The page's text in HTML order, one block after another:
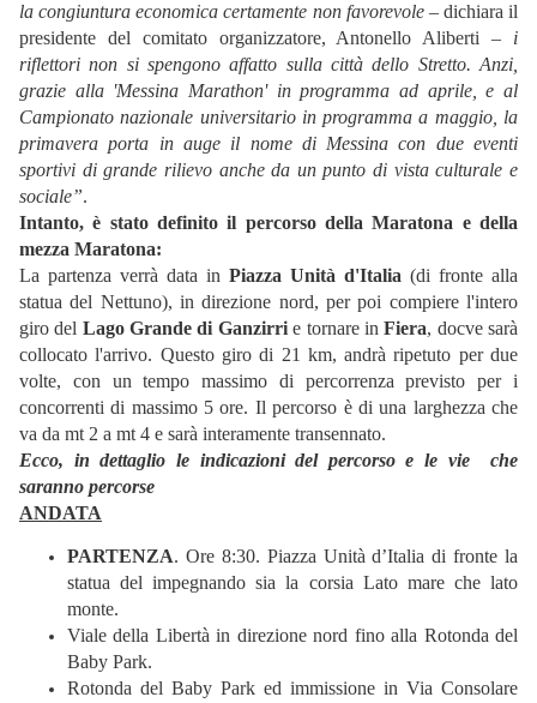
la congiuntura economica certamente non favorevole– dichiara il
presidente del comitato organizzatore, Antonello Aliberti – i
riflettori non si spengono affatto sulla città dello Stretto. Anzi,
grazie alla 'Messina Marathon' in programma ad aprile, e al
Campionato nazionale universitario in programma a maggio, la
primavera porta in auge il nome di Messina con due eventi
sportivi di grande rilievo anche da un punto di vista culturale e
sociale”.
Intanto, è stato definito il percorso della Maratona e della
mezza Maratona:
La partenza verrà data in Piazza Unità d'Italia (di fronte alla
statua del Nettuno), in direzione nord, per poi compiere l'intero
giro del Lago Grande di Ganzirrie tornare inFiera, docve sarà
collocato l'arrivo. Questo giro di 21 km, andrà ripetuto per due
volte, con un tempo massimo di percorrenza previsto per i
concorrenti di massimo 5 ore. Il percorso è di una larghezza che
va da mt 2 a mt 4 e sarà interamente transennato.
Ecco, in dettaglio le indicazioni del percorso e le vie che
saranno percorse
ANDATA
PARTENZA. Ore 8:30. Piazza Unità d’Italia di fronte la
statua del impegnando sia la corsia Lato mare che lato
monte.
Viale della Libertà in direzione nord fino alla Rotonda del
Baby Park.
Rotonda del Baby Park ed immissione in Via Consolare